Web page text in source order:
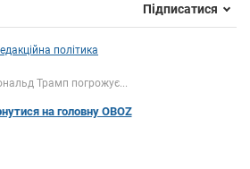
Підписатися
політика
Трамп погрожує...
на головну OBOZ